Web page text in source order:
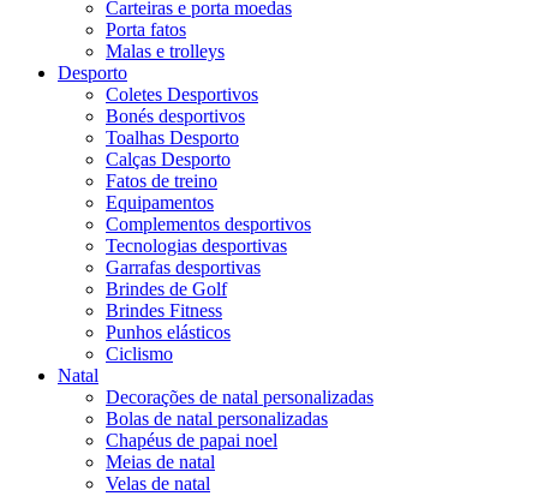
Carteiras e porta moedas
Porta fatos
Malas e trolleys
Desporto
Coletes Desportivos
Bonés desportivos
Toalhas Desporto
Calças Desporto
Fatos de treino
Equipamentos
Complementos desportivos
Tecnologias desportivas
Garrafas desportivas
Brindes de Golf
Brindes Fitness
Punhos elásticos
Ciclismo
Natal
Decorações de natal personalizadas
Bolas de natal personalizadas
Chapéus de papai noel
Meias de natal
Velas de natal